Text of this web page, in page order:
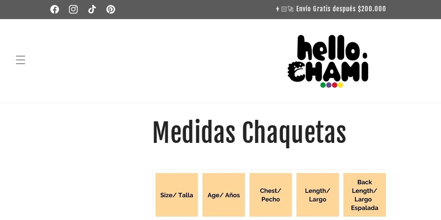
directamente
al contenido
FacebookInstagramTikTok Pinterest
👨🏻‍🚀 Envío Gratis después $200.000
Medidas Chaquetas